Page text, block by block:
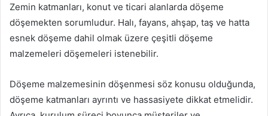
Zemin katmanları, konut ve ticari alanlarda döşeme
döşemekten sorumludur. Halı, fayans, ahşap, taş ve hatta
esnek döşeme dahil olmak üzere çeşitli döşeme
malzemeleri döşemeleri istenebilir.
Döşeme malzemesinin döşenmesi söz konusu olduğunda,
döşeme katmanları ayrıntı ve hassasiyete dikkat etmelidir.